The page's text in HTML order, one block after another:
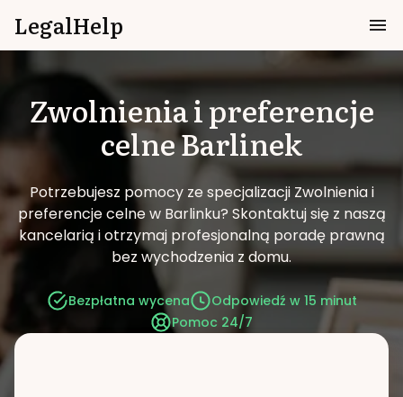
LegalHelp
Zwolnienia i preferencje
celneBarlinek
Potrzebujesz pomocy ze specjalizacji Zwolnienia i
preferencje celne w Barlinku? Skontaktuj się z naszą
kancelarią i otrzymaj profesjonalną poradę prawną
bez wychodzenia z domu.
Bezpłatna wycena
Odpowiedź w 15 minut
Pomoc 24/7